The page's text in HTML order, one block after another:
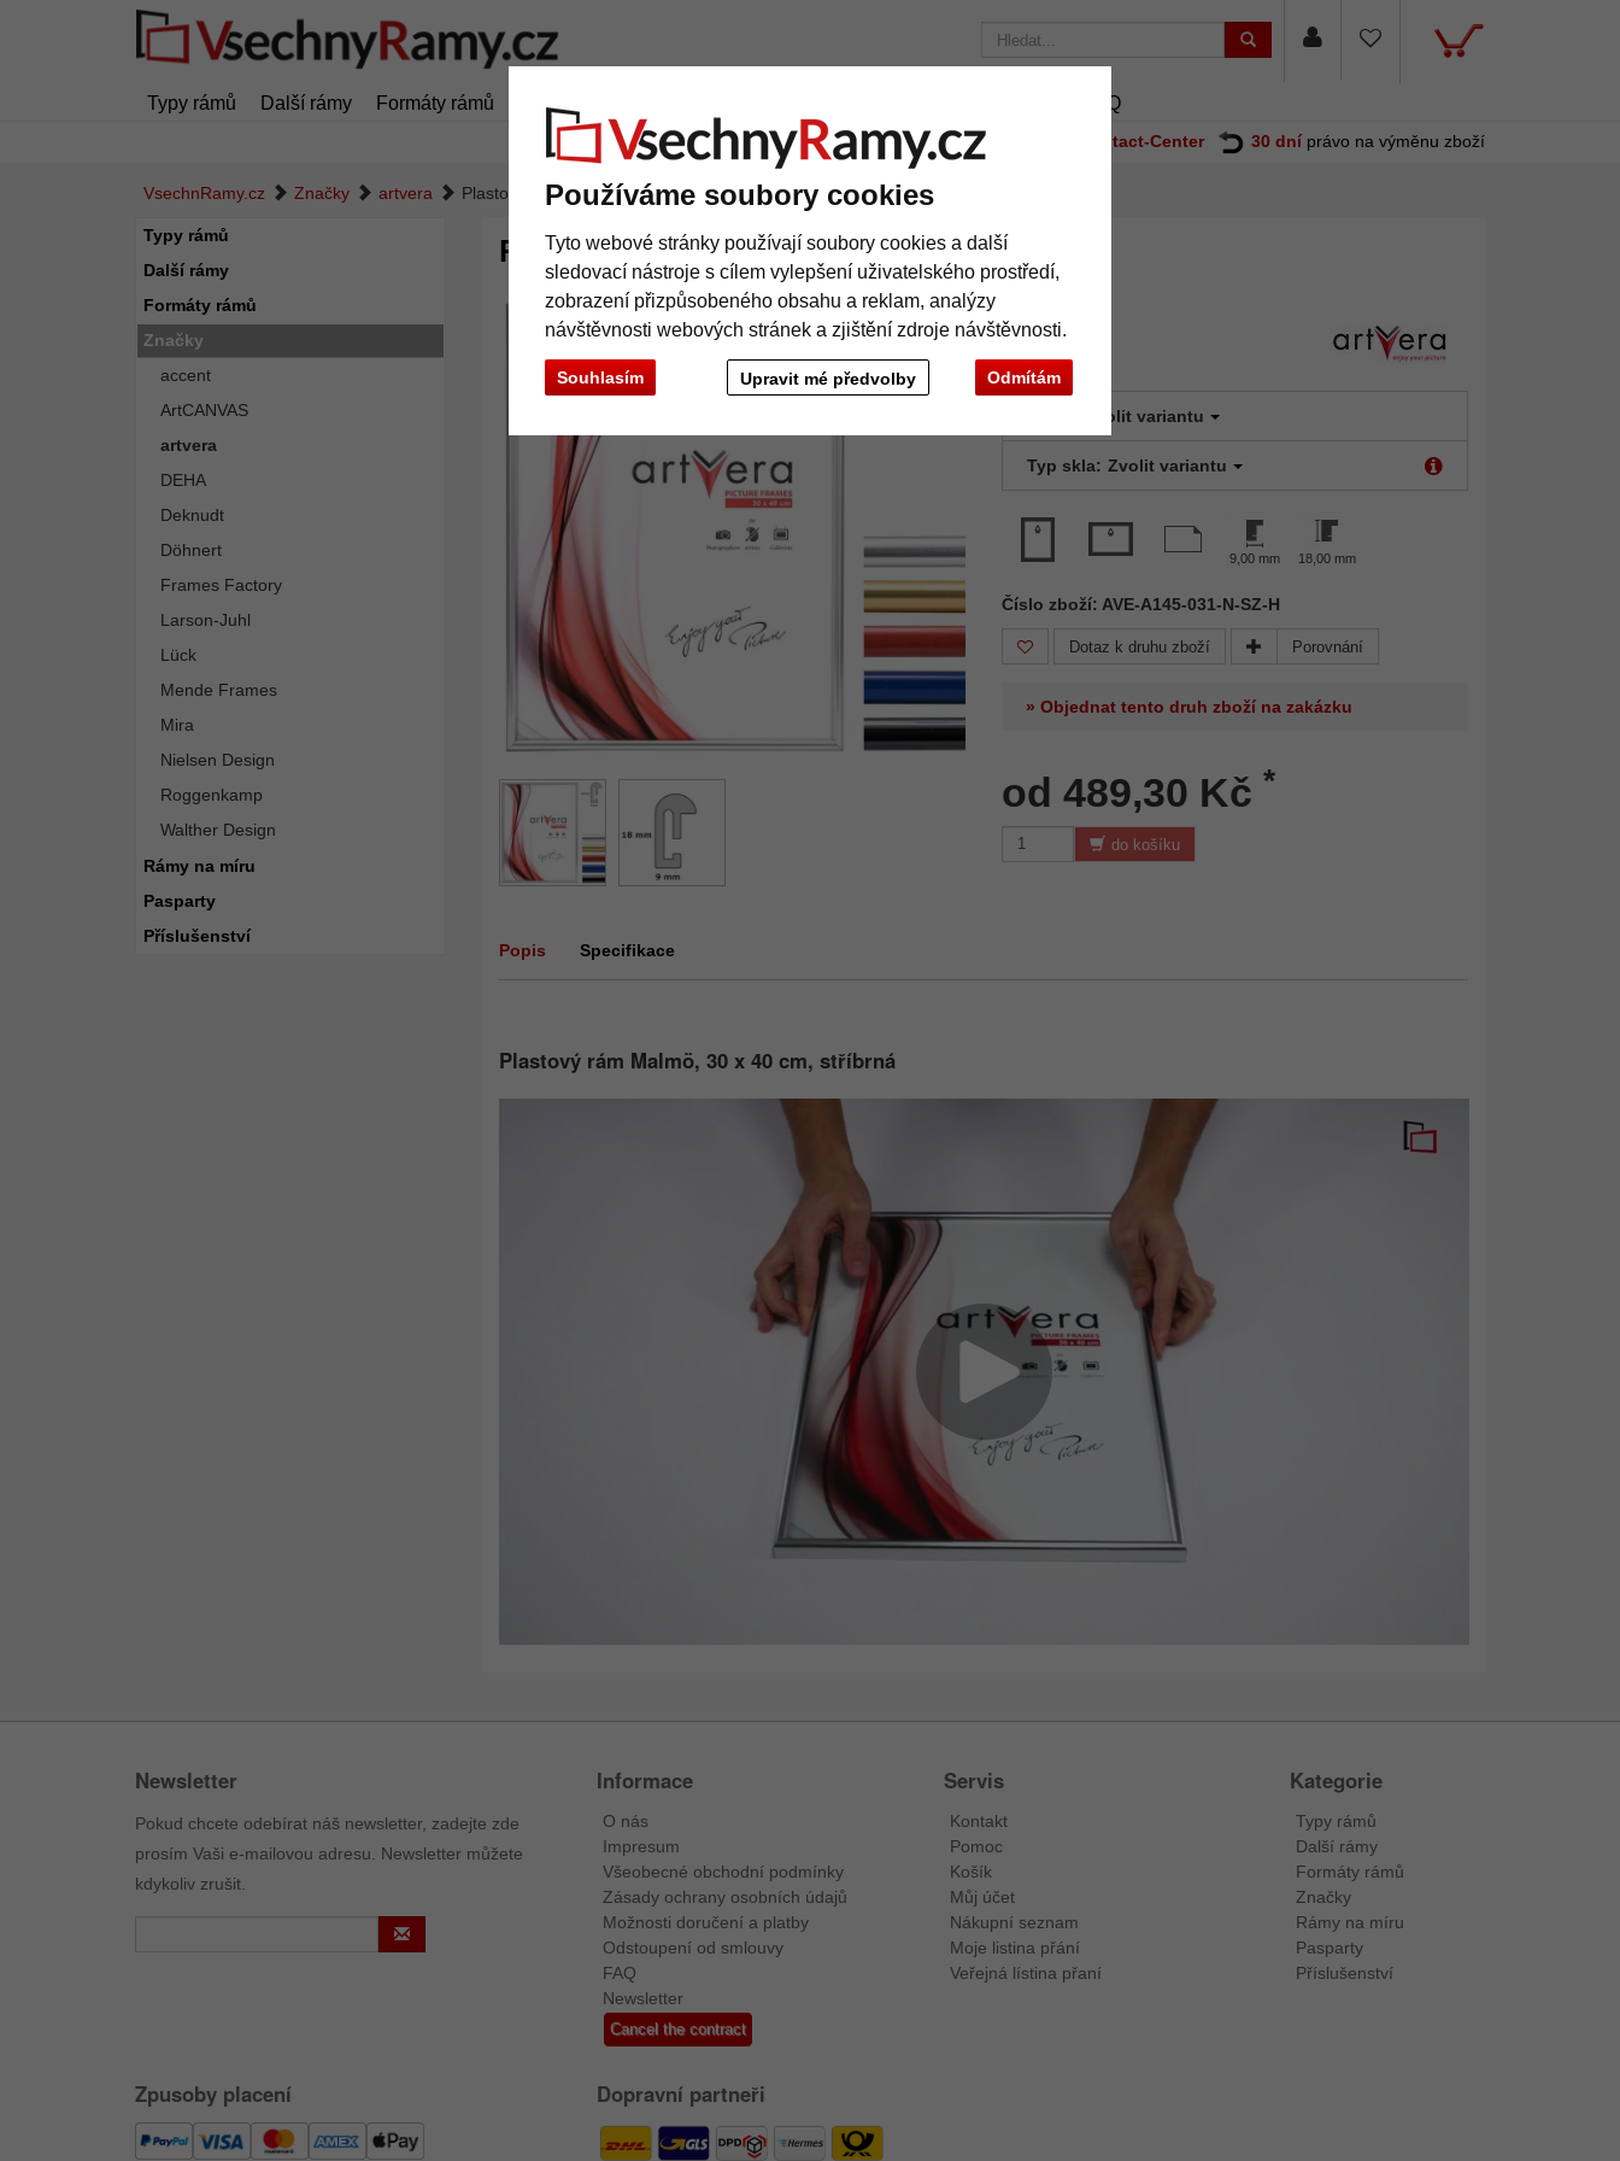
Používáme soubory cookies
Tyto webové stránky používají soubory cookies a další
sledovací nástroje s cílem vylepšení uživatelského prostředí,
zobrazení přizpůsobeného obsahu a reklam, analýzy
návštěvnosti webových stránek a zjištění zdroje návštěvnosti.
Souhlasím Odmítám
Upravit mé předvolby
Typy rámů Další rámy Formáty rámů Značky FAQ
Přepravní náklady 390 Kč +49 30 235 949 085 Contact-Center 30 dní právo na výměnu zboží
VsechnRamy.cz Značky artvera Plastový rám Malmö na míru
Typy rámů
Další rámy
Formáty rámů
Značky
accent
ArtCANVAS
artvera
DEHA
Deknudt
Döhnert
Frames Factory
Larson-Juhl
Lück
Mende Frames
Mira
Nielsen Design
Roggenkamp
Walther Design
Rámy na míru
Pasparty
Příslušenství
Plastový rám Malmö na míru
Zvolit variantu
Typ skla: Zvolit variantu
9,00 mm 18,00 mm
Číslo zboží: AVE-A145-031-N-SZ-H
Dotaz k druhu zboží Porovnání
» Objednat tento druh zboží na zakázku
od 489,30 Kč *
do košíku
Popis Specifikace
Plastový rám Malmö, 30 x 40 cm, stříbrná
Newsletter
Pokud chcete odebírat náš newsletter, zadejte zde
prosím Vaši e-mailovou adresu. Newsletter můžete
kdykoliv zrušit.
Informace
O nás
Impresum
Všeobecné obchodní podmínky
Zásady ochrany osobních údajů
Možnosti doručení a platby
Odstoupení od smlouvy
FAQ
Newsletter
Cancel the contract
Servis
Kontakt
Pomoc
Košík
Můj účet
Nákupní seznam
Moje listina přání
Veřejná lístina přaní
Kategorie
Typy rámů
Další rámy
Formáty rámů
Značky
Rámy na míru
Pasparty
Příslušenství
Zpusoby placení Dopravní partneři